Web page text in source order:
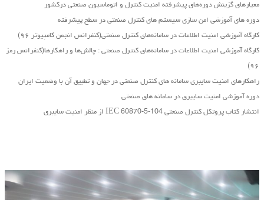
معیارهای گزینش دوره‌های پیشرفته امنیت کنترل و اتوماسیون صنعتی درکشور
دوره های آموزشی امن سازی سیستم های کنترل صنعتی در سطح پیشرفته
کارگاه آموزشی امنیت اطلاعات در سامانه‌های کنترل صنعتی(کنفرانس انجمن کامپیوتر ۹۶)
کارگاه آموزشی امنیت اطلاعات در سامانه‌های کنترل صنعتی : چالش‌ها و راهکارها(کنفرانس رمز
۹۶)
راهکارهای امنیت سایبری سامانه های کنترل صنعتی در جهان و تطبیق آن با وضعیت ایران
دوره آموزشی امنیت سایبری در سامانه های صنعتی
انتشار کتاب پروتکل کنترل صنعتی IEC 60870-5-104 از منظر امنیت سایبری